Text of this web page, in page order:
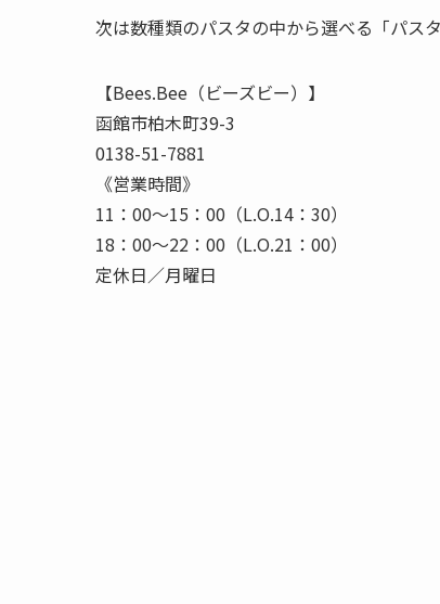
次は数種類のパスタの中から選べる「パス
【Bees.Bee（ビーズビー）】
函館市柏木町39-3
0138-51-7881
《営業時間》
11：00〜15：00（L.O.14：30）
18：00〜22：00（L.O.21：00）
定休日／月曜日